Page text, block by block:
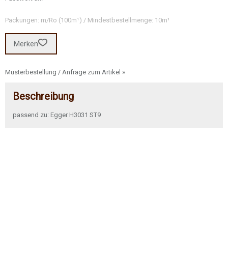
Packungen: m/Ro (100m¹) / Mindestbestellmenge: 10m¹
Merken
Musterbestellung / Anfrage zum Artikel »
Beschreibung
passend zu: Egger H3031 ST9